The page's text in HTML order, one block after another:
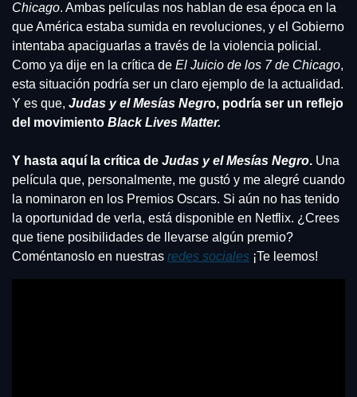
Chicago. Ambas películas nos hablan de esa época en la
que América estaba sumida en revoluciones, y el Gobierno
intentaba apaciguarlas a través de la violencia policial.
Como ya dije en la crítica de El Juicio de los 7 de Chicago,
esta situación podría ser un claro ejemplo de la actualidad.
Y es que, Judas y el Mesías Negro, podría ser un reflejo
del movimiento Black Lives Matter.
Y hasta aquí la crítica de Judas y el Mesías Negro. Una
película que, personalmente, me gustó y me alegré cuando
la nominaron en los Premios Oscars. Si aún no has tenido
la oportunidad de verla, está disponible en Netflix. ¿Crees
que tiene posibilidades de llevarse algún premio?
Coméntanoslo en nuestras redes sociales ¡Te leemos!